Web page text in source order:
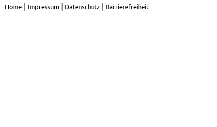
Home | Impressum | Datenschutz | Barrierefreiheit